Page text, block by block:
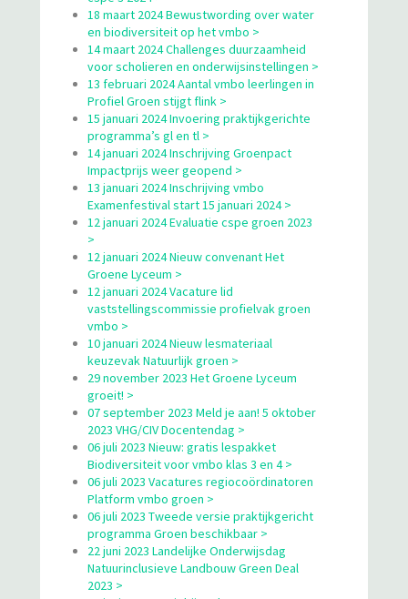
18 maart 2024 Bewustwording over water
en biodiversiteit op het vmbo >
14 maart 2024 Challenges duurzaamheid
voor scholieren en onderwijsinstellingen >
13 februari 2024 Aantal vmbo leerlingen in
Profiel Groen stijgt flink >
15 januari 2024 Invoering praktijkgerichte
programma’s gl en tl >
14 januari 2024 Inschrijving Groenpact
Impactprijs weer geopend >
13 januari 2024 Inschrijving vmbo
Examenfestival start 15 januari 2024 >
12 januari 2024 Evaluatie cspe groen 2023
>
12 januari 2024 Nieuw convenant Het
Groene Lyceum >
12 januari 2024 Vacature lid
vaststellingscommissie profielvak groen
vmbo >
10 januari 2024 Nieuw lesmateriaal
keuzevak Natuurlijk groen >
29 november 2023 Het Groene Lyceum
groeit! >
07 september 2023 Meld je aan! 5 oktober
2023 VHG/CIV Docentendag >
06 juli 2023 Nieuw: gratis lespakket
Biodiversiteit voor vmbo klas 3 en 4 >
06 juli 2023 Vacatures regiocoördinatoren
Platform vmbo groen >
06 juli 2023 Tweede versie praktijkgericht
programma Groen beschikbaar >
22 juni 2023 Landelijke Onderwijsdag
Natuurinclusieve Landbouw Green Deal
2023 >